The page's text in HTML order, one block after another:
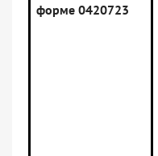
форме 0420723